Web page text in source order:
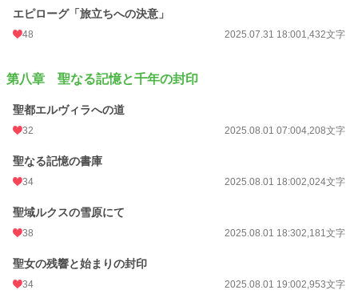
エピローグ「旅立ちへの決意」
48 2025.07.31 18:001,432文字
第八章 聖なる記憶と千年の封印
聖都エルヴィラへの道
32 2025.08.01 07:004,208文字
聖なる記憶の書庫
34 2025.08.01 18:002,024文字
聖域ルクスの雪原にて
38 2025.08.01 18:302,181文字
聖女の残響と始まりの封印
34 2025.08.01 19:002,953文字